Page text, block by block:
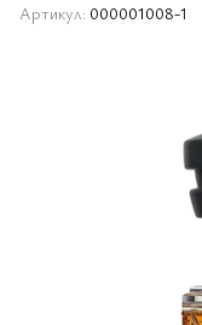
Артикул: 000001008-1